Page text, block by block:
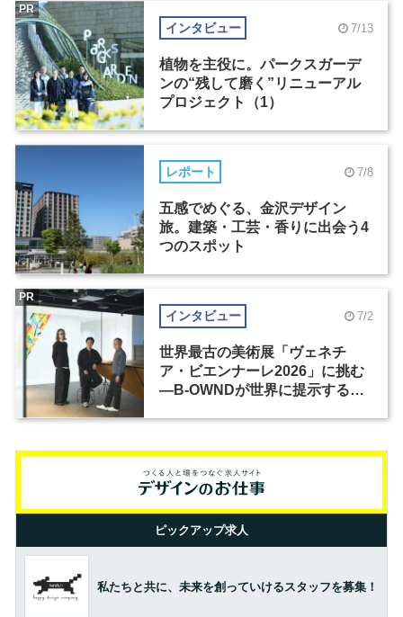
インタビュー 7/13
植物を主役に。パークスガーデ
ンの“残して磨く”リニューアル
プロジェクト（1）
PR
レポート 7/8
五感でめぐる、金沢デザイン
旅。建築・工芸・香りに出会う4
つのスポット
インタビュー 7/2
世界最古の美術展「ヴェネチ
ア・ビエンナーレ2026」に挑む
―B-OWNDが世界に提示する美
PR
ピックアップ求人
私たちと共に、未来を創っていけるスタッフを募集！